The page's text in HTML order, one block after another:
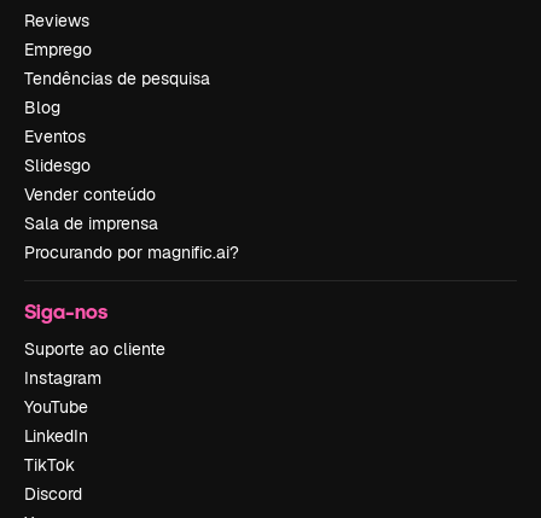
Reviews
Emprego
Tendências de pesquisa
Blog
Eventos
Slidesgo
Vender conteúdo
Sala de imprensa
Procurando por magnific.ai?
Siga-nos
Suporte ao cliente
Instagram
YouTube
LinkedIn
TikTok
Discord